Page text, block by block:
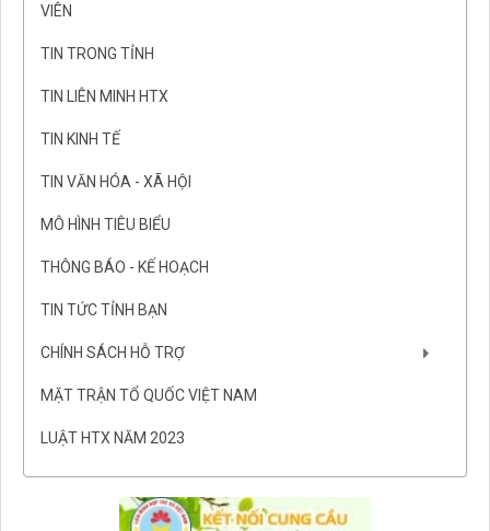
VIÊN
TIN TRONG TỈNH
TIN LIÊN MINH HTX
TIN KINH TẾ
TIN VĂN HÓA - XÃ HỘI
MÔ HÌNH TIÊU BIỂU
THÔNG BÁO - KẾ HOẠCH
TIN TỨC TỈNH BẠN
CHÍNH SÁCH HỖ TRỢ
MẶT TRẬN TỔ QUỐC VIỆT NAM
LUẬT HTX NĂM 2023